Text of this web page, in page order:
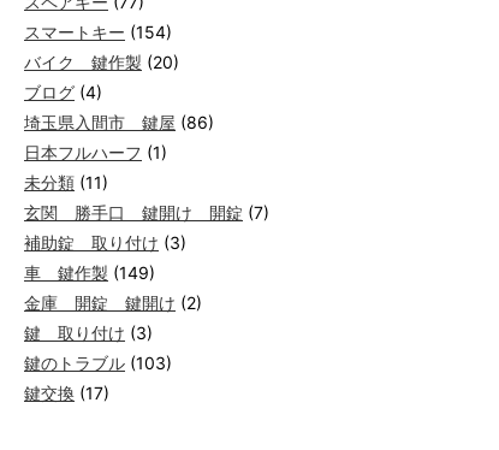
スマートキー (154)
バイク 鍵作製 (20)
ブログ (4)
埼玉県入間市 鍵屋 (86)
日本フルハーフ (1)
未分類 (11)
玄関 勝手口 鍵開け 開錠 (7)
補助錠 取り付け (3)
車 鍵作製 (149)
金庫 開錠 鍵開け (2)
鍵 取り付け (3)
鍵のトラブル (103)
鍵交換 (17)